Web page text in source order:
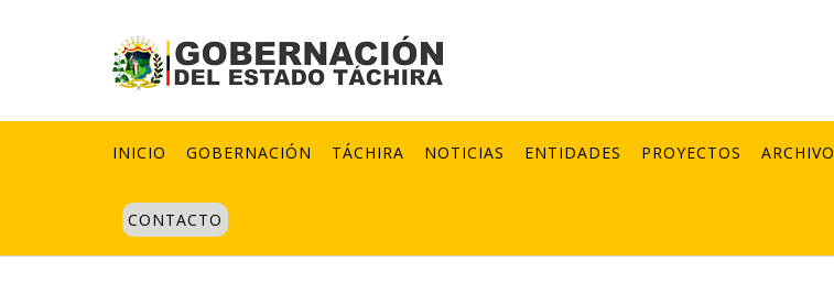
INICIO GOBERNACIÓN TÁCHIRA NOTICIAS ENTIDADES PROYECTOS ARCHIVO
CONTACTO